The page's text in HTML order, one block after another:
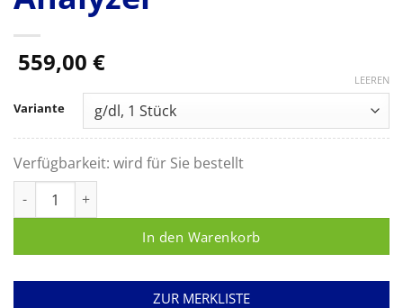
559,00 €
Variante
LEEREN
Verfügbarkeit: wird für Sie bestellt
In den Warenkorb
ZUR MERKLISTE